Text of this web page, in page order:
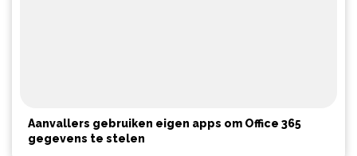
Aanvallers gebruiken eigen apps om Office 365
gegevens te stelen